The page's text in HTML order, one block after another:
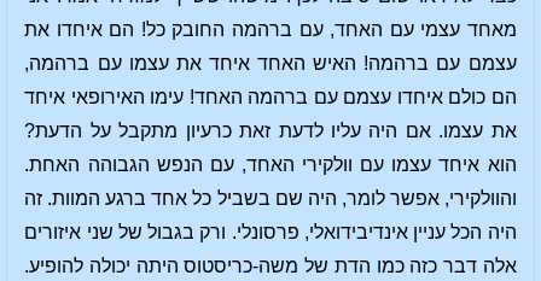
מאחד עצמי עם האחד, עם ברהמה החובק כל! הם איחדו את
עצמם עם ברהמה! האיש האחד איחד את עצמו עם ברהמה,
הם כולם איחדו עצמם עם ברהמה האחד! עימו האירופאי איחד
את עצמו. אם היה עליו לדעת זאת כרעיון מתקבל על הדעת?
הוא איחד עצמו עם וולקירי האחד, עם הנפש הגבוהה האחת.
והוולקירי, אפשר לומר, היה שם בשביל כל אחד ברגע המוות. זה
היה הכל עניין אינדיבידואלי, פרסונלי. ורק בגבול של שני איזורים
אלה דבר כזה כמו הדת של משה-כריסטוס היתה יכולה להופיע.